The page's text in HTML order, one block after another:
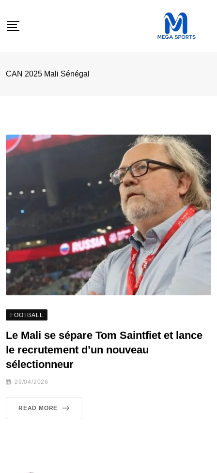
CAN 2025 Mali Sénégal
FOOTBALL
Le Mali se sépare Tom Saintfiet et lance
le recrutement d’un nouveau
sélectionneur
29/04/2026
READ MORE